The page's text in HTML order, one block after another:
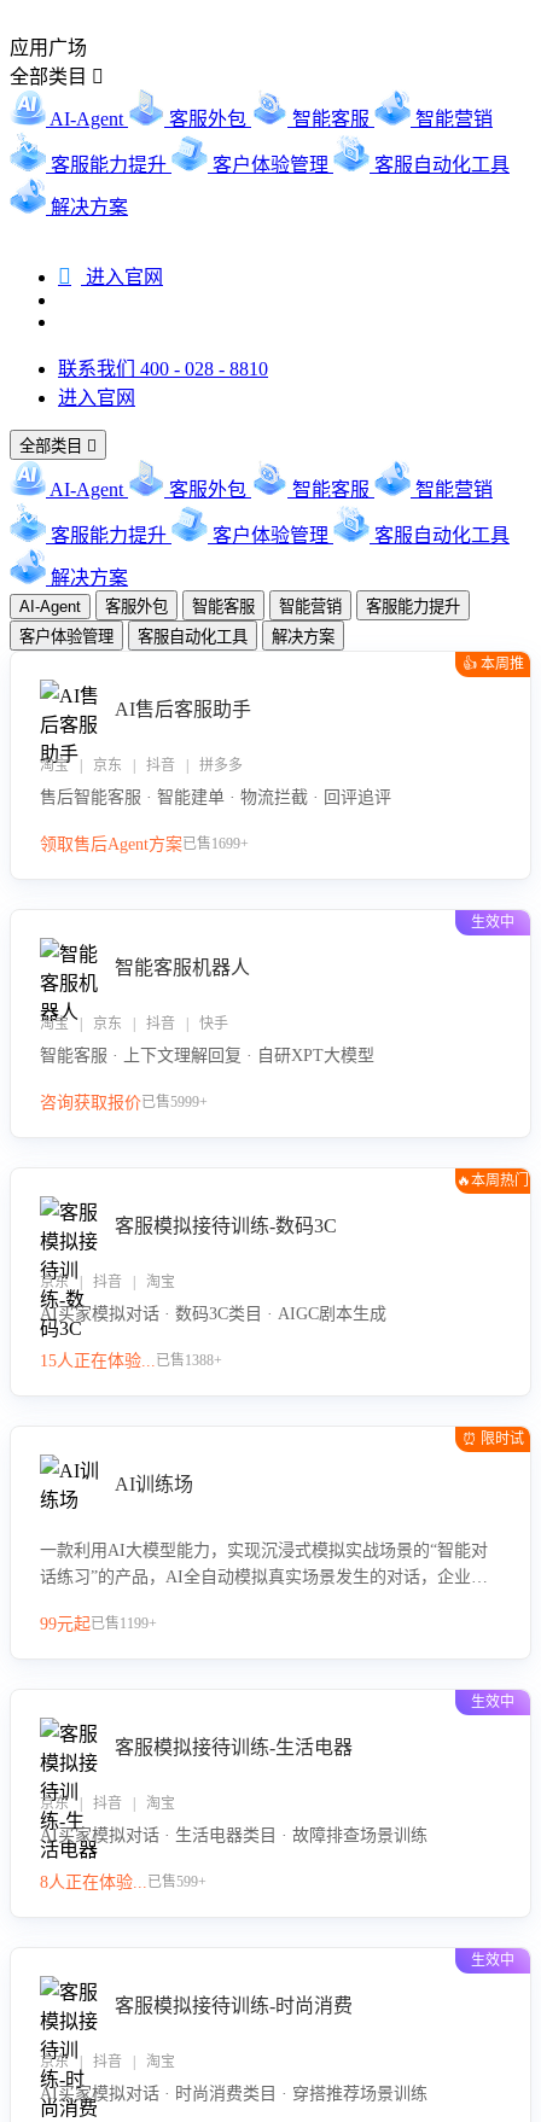
应用广场
全部类目 
AI-Agent 客服外包 智能客服 智能营销
客服能力提升 客户体验管理 客服自动化工具
解决方案
 进入官网
联系我们 400 - 028 - 8810
进入官网
全部类目 
AI-Agent 客服外包 智能客服 智能营销
客服能力提升 客户体验管理 客服自动化工具
解决方案
AI-Agent 客服外包 智能客服 智能营销
客服能力提升
客户体验管理
客服自动化工具 解决方案
👍 本周推
AI售后客服助手
淘宝 | 京东 | 抖音 | 拼多多
售后智能客服 · 智能建单 · 物流拦截 · 回评追评
领取售后Agent方案已售1699+
生效中
智能客服机器人
淘宝 | 京东 | 抖音 | 快手
智能客服 · 上下文理解回复 · 自研XPT大模型
咨询获取报价已售5999+
🔥本周热门
客服模拟接待训练-数码3C
京东 | 抖音 | 淘宝
AI买家模拟对话 · 数码3C类目 · AIGC剧本生成
15人正在体验...已售1388+
⏰ 限时试
AI训练场
一款利用AI大模型能力，实现沉浸式模拟实战场景的“智能对
话练习”的产品，AI全自动模拟真实场景发生的对话，企业可
力。
99元起已售1199+
生效中
客服模拟接待训练-生活电器
京东 | 抖音 | 淘宝
AI买家模拟对话 · 生活电器类目 · 故障排查场景训练
8人正在体验...已售599+
生效中
客服模拟接待训练-时尚消费
京东 | 抖音 | 淘宝
AI买家模拟对话 · 时尚消费类目 · 穿搭推荐场景训练